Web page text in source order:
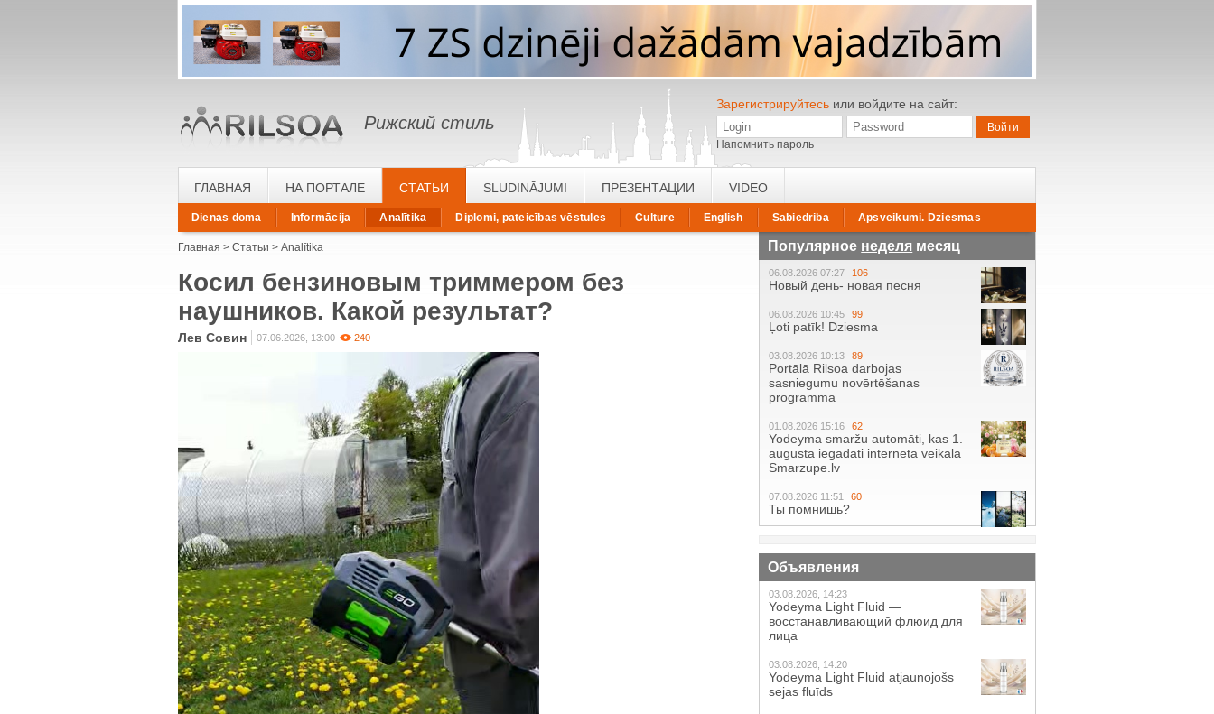
Рижский стиль
Зарегистрируйтесь или войдите на сайт:
Напомнить пароль
ГЛАВНАЯ НА ПОРТАЛЕ СТАТЬИ
Dienas doma Informācija Analītika Diplomi, pateicības vēstules Culture English Sabiedriba Apsveikumi. Dziesmas
SLUDINĀJUMI ПРЕЗЕНТАЦИИ VIDEO
Главная Статьи Analītika
Косил бензиновым триммером без
наушников. Какой результат?
Лев Совин 07.06.2026, 13:00 240
Популярное неделя месяц
06.08.2026 07:27 106
Новый день- новая песня
06.08.2026 10:45 99
Ļoti patīk! Dziesma
03.08.2026 10:13 89
Portālā Rilsoa darbojas
sasniegumu novērtēšanas
programma
01.08.2026 15:16 62
Yodeyma smaržu automāti, kas 1.
augustā iegādāti interneta veikalā
Smarzupe.lv
07.08.2026 11:51 60
Ты помнишь?
Объявления
03.08.2026, 14:23
Yodeyma Light Fluid —
восстанавливающий флюид для
лица
03.08.2026, 14:20
Yodeyma Light Fluid atjaunojošs
sejas fluīds